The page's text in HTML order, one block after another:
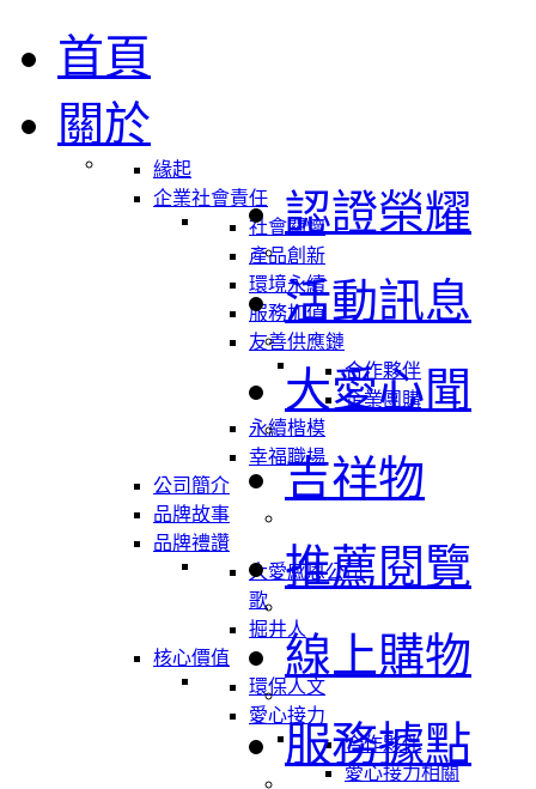
首頁
關於
緣起
企業社會責任
社會關懷
產品創新
環境永續
服務加值
友善供應鏈
合作夥伴
企業團購
永續楷模
幸福職場
公司簡介
品牌故事
品牌禮讚
大愛感恩公司
歌
掘井人
核心價值
環保人文
愛心接力
合作夥伴
愛心接力相關
認證榮耀
活動訊息
大愛心聞
吉祥物
推薦閱覽
線上購物
服務據點